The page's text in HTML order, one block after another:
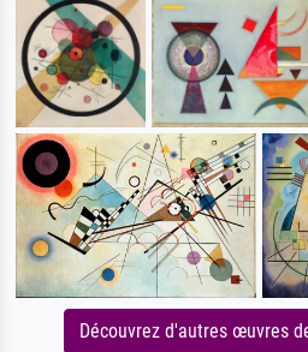
Découvrez d'autres œuvres